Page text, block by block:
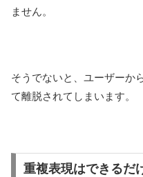
ません。
そうでないと、ユーザーか
て離脱されてしまいます。
重複表現はできるだ